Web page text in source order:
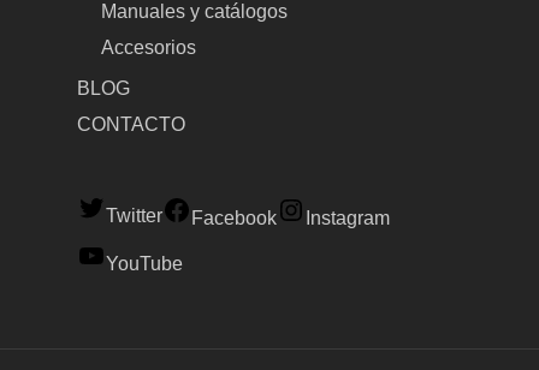
Manuales y catálogos
Accesorios
BLOG
CONTACTO
Twitter Facebook Instagram
YouTube